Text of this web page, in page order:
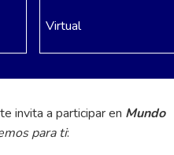
Virtual
invita a participar en Mundo
para ti: